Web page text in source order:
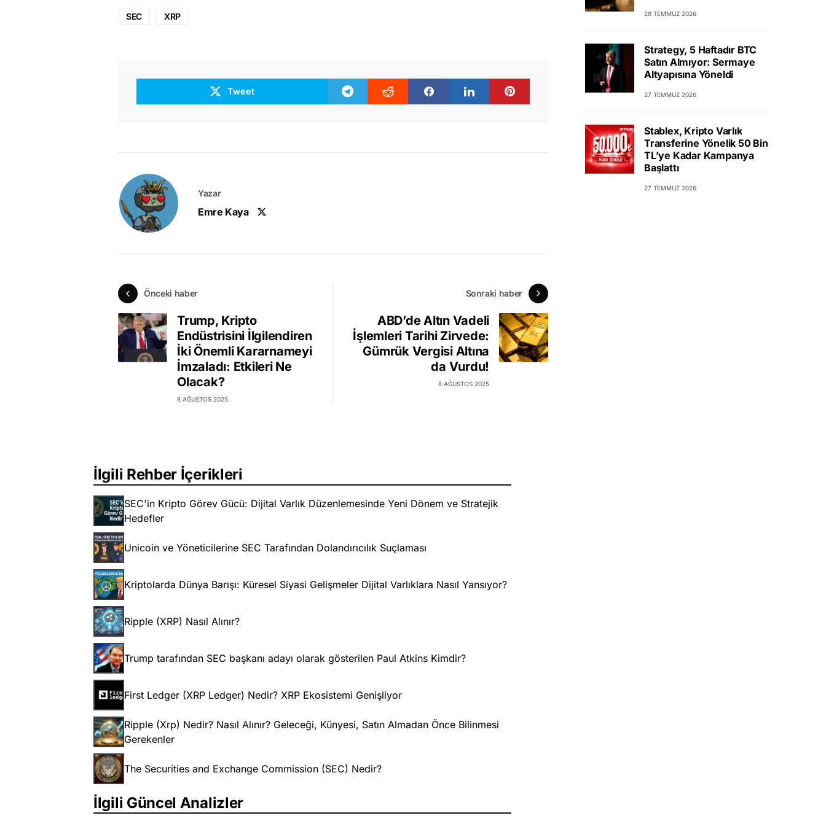
SEC XRP
Tweet
Yazar
Emre Kaya
Önceki haber
Trump, Kripto
Endüstrisini İlgilendiren
İki Önemli Kararnameyi
İmzaladı: Etkileri Ne
Olacak?
8 AĞUSTOS 2025
Sonraki haber
ABD’de Altın Vadeli
İşlemleri Tarihi Zirvede:
Gümrük Vergisi Altına
da Vurdu!
8 AĞUSTOS 2025
İlgili Rehber İçerikleri
SEC'in Kripto Görev Gücü: Dijital Varlık Düzenlemesinde Yeni Dönem ve Stratejik
Hedefler
Unicoin ve Yöneticilerine SEC Tarafından Dolandırıcılık Suçlaması
Kriptolarda Dünya Barışı: Küresel Siyasi Gelişmeler Dijital Varlıklara Nasıl Yansıyor?
Ripple (XRP) Nasıl Alınır?
Trump tarafından SEC başkanı adayı olarak gösterilen Paul Atkins Kimdir?
First Ledger (XRP Ledger) Nedir? XRP Ekosistemi Genişliyor
Ripple (Xrp) Nedir? Nasıl Alınır? Geleceği, Künyesi, Satın Almadan Önce Bilinmesi
Gerekenler
The Securities and Exchange Commission (SEC) Nedir?
İlgili Güncel Analizler
28 TEMMUZ 2026
Strategy, 5 Haftadır BTC
Satın Almıyor: Sermaye
Altyapısına Yöneldi
27 TEMMUZ 2026
Stablex, Kripto Varlık
Transferine Yönelik 50 Bin
TL’ye Kadar Kampanya
Başlattı
27 TEMMUZ 2026